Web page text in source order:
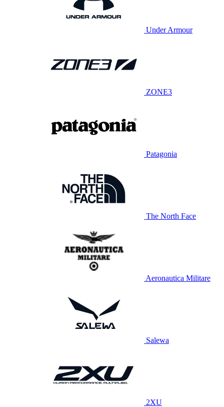
Under Armour
ZONE3
Patagonia
The North Face
Aeronautica Militare
Salewa
2XU